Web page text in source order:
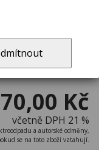
70,00 Kč
včetně DPH 21 %
a autorské odměny,
se na toto zboží vztahují.